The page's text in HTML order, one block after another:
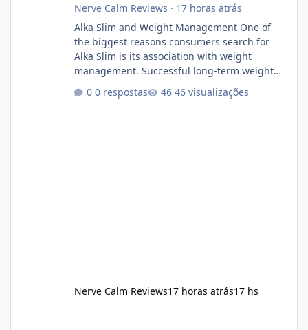
Nerve Calm Reviews · 17 horas atrás
Alka Slim and Weight Management One of
the biggest reasons consumers search for
Alka Slim is its association with weight
management. Successful long-term weight
management typically depends on
consistency rather than quick fixes. A
0 respostas 46 visualizações
Nerve Calm Reviews17 horas atrás17 hs